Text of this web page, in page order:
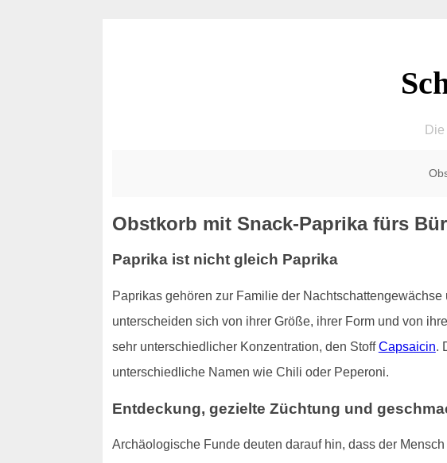
Obstkorb mit Snack-Paprika fürs
Paprika ist nicht gleich Paprika
Paprikas gehören zur Familie der
unterscheiden sich von ihrer Größe, ihrer Form und von
sehr unterschiedlicher Konzentration, den StoffCapsaicin.
unterschiedliche Namen wie Chili oder Peperoni.
Entdeckung, gezielte Züchtung und
Archäologische Funde deuten darauf hin, dass der